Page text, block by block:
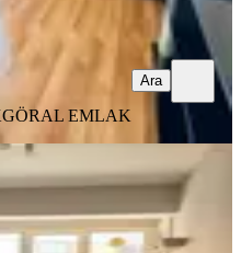
GÖRAL EMLAK
Ara
Geniş 3+1
Mahallesi